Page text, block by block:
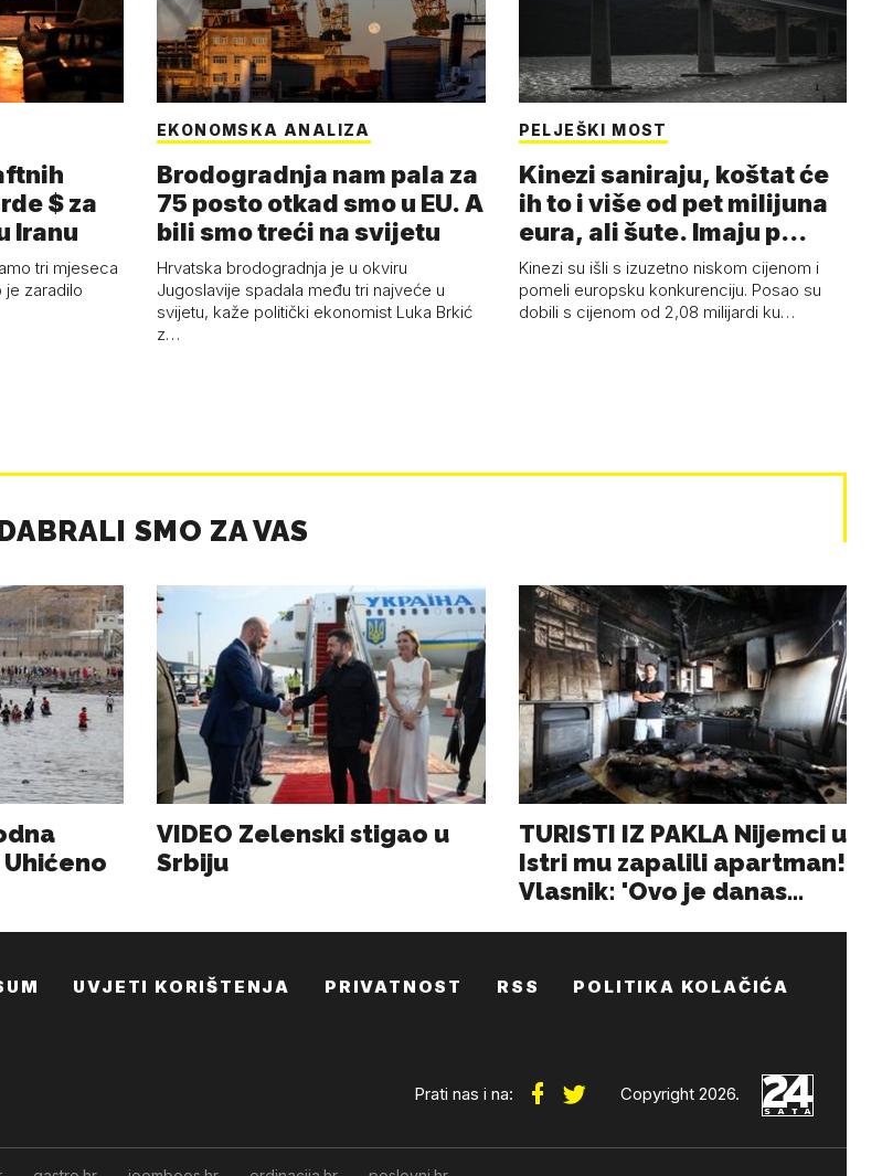
$ za
Iranu
tri mjeseca
je zaradilo
EKONOMSKA ANALIZA
Brodogradnja nam pala za
75 posto otkad smo u EU. A
bili smo treći na svijetu
Hrvatska brodogradnja je u okviru
Jugoslavije spadala među tri najveće u
svijetu, kaže politički ekonomist Luka Brkić
z…
PELJEŠKI MOST
Kinezi saniraju, koštat će
ih to i više od pet milijuna
eura, ali šute. Imaju p…
Kinezi su išli s izuzetno niskom cijenom i
pomeli europsku konkurenciju. Posao su
dobili s cijenom od 2,08 milijardi ku…
UVJETI KORIŠTENJA PRIVATNOST RSS POLITIKA KOLAČIĆA
Prati nas i na: Copyright 2026.